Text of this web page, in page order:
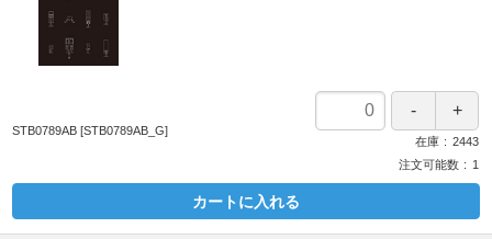
STB0789AB [STB0789AB_G]
在庫
2443
注文可能数
1
カートに入れる